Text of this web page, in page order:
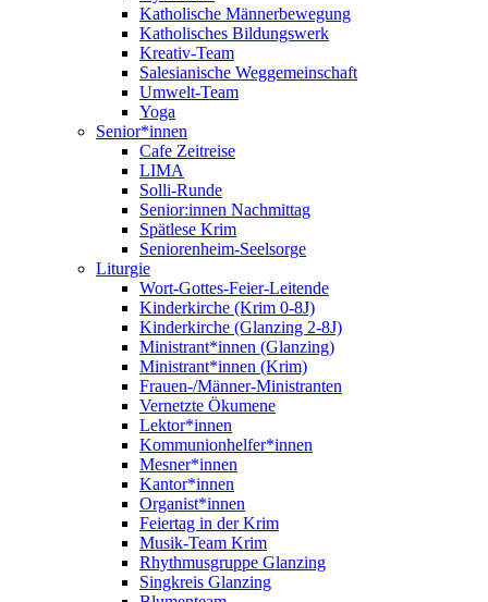
Katholische Männerbewegung
Katholisches Bildungswerk
Kreativ-Team
Salesianische Weggemeinschaft
Umwelt-Team
Yoga
Senior*innen
Cafe Zeitreise
LIMA
Solli-Runde
Senior:innen Nachmittag
Spätlese Krim
Seniorenheim-Seelsorge
Liturgie
Wort-Gottes-Feier-Leitende
Kinderkirche (Krim 0-8J)
Kinderkirche (Glanzing 2-8J)
Ministrant*innen (Glanzing)
Ministrant*innen (Krim)
Frauen-/Männer-Ministranten
Vernetzte Ökumene
Lektor*innen
Kommunionhelfer*innen
Mesner*innen
Kantor*innen
Organist*innen
Feiertag in der Krim
Musik-Team Krim
Rhythmusgruppe Glanzing
Singkreis Glanzing